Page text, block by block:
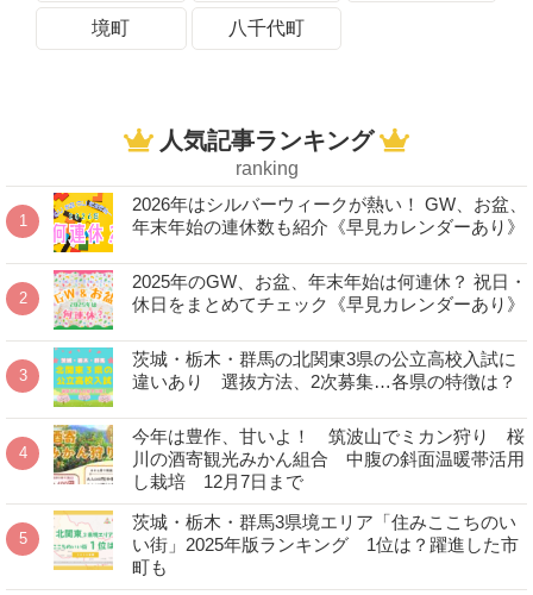
境町 八千代町
人気記事ランキング
ranking
2026年はシルバーウィークが熱い！ GW、お盆、
年末年始の連休数も紹介《早見カレンダーあり》
2025年のGW、お盆、年末年始は何連休？ 祝日・
休日をまとめてチェック《早見カレンダーあり》
茨城・栃木・群馬の北関東3県の公立高校入試に
違いあり 選抜方法、2次募集…各県の特徴は？
今年は豊作、甘いよ！ 筑波山でミカン狩り 桜
川の酒寄観光みかん組合 中腹の斜面温暖帯活用
し栽培 12月7日まで
茨城・栃木・群馬3県境エリア「住みここちのい
い街」2025年版ランキング 1位は？躍進した市
町も